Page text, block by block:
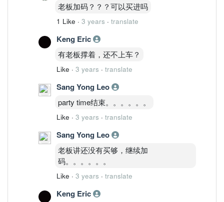
老板加码？？？可以买进吗
1 Like · 3 years · translate
Keng Eric
有老板撑着，还不上车？
Like · 3 years · translate
Sang Yong Leo
party time结束。。。。。。
Like · 3 years · translate
Sang Yong Leo
老板讲还没有买够，继续加
码。。。。。。
Like · 3 years · translate
Keng Eric